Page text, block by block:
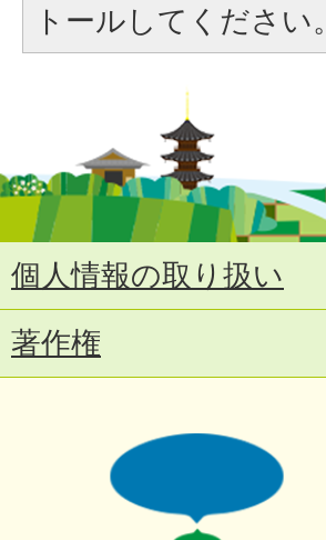
トールしてください。
個人情報の取り扱い
著作権